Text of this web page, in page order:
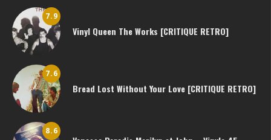
7.9
Vinyl Queen The Works [CRITIQUE RETRO]
7.6
Bread Lost Without Your Love [CRITIQUE RETRO]
8.6